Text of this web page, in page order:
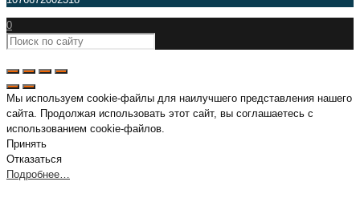
0
Мы используем cookie-файлы для наилучшего представления нашего
сайта. Продолжая использовать этот сайт, вы соглашаетесь с
использованием cookie-файлов.
Принять
Отказаться
Подробнее…